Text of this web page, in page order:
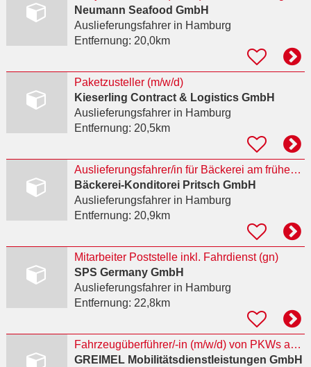
Neumann Seafood GmbH
Auslieferungsfahrerin Hamburg
Entfernung: 20,0km
Paketzusteller (m/w/d)
Kieserling Contract & Logistics GmbH
Auslieferungsfahrerin Hamburg
Entfernung: 20,5km
Auslieferungsfahrer/in für Bäckerei am frühen Morgen
Bäckerei-Konditorei Pritsch GmbH
Auslieferungsfahrerin Hamburg
Entfernung: 20,9km
Mitarbeiter Poststelle inkl. Fahrdienst (gn)
SPS Germany GmbH
Auslieferungsfahrerin Hamburg
Entfernung: 22,8km
Fahrzeugüberführer/-in (m/w/d) von PKWs auf eigener Achse - auf Minijob - Basis –
GREIMEL Mobilitätsdienstleistungen GmbH